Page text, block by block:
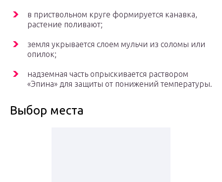
в приствольном круге формируется канавка,
растение поливают;
земля укрывается слоем мульчи из соломы или
опилок;
надземная часть опрыскивается раствором
«Эпина» для защиты от понижений температуры.
Выбор места